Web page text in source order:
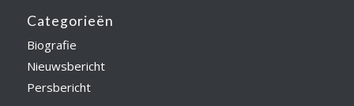
Categorieën
Biografie
Nieuwsbericht
Persbericht